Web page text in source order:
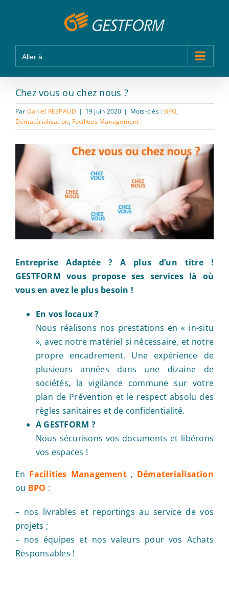
Aller à...
Chez vous ou chez nous ?
Par Daniel RESPAUD | 19 juin 2020 | Mots-clés : BPO,
Dématérialisation, Facilities Management
Entreprise Adaptée ? A plus d’un titre !
GESTFORM vous propose ses services là où
vous en avez le plus besoin !
En vos locaux ?
Nous réalisons nos prestations en « in-situ
», avec notre matériel si nécessaire, et notre
propre encadrement. Une expérience de
plusieurs années dans une dizaine de
sociétés, la vigilance commune sur votre
plan de Prévention et le respect absolu des
règles sanitaires et de confidentialité.
A GESTFORM ?
Nous sécurisons vos documents et libérons
vos espaces !
En Facilities Management, Dématerialisation
ou BPO :
– nos livrables et reportings au service de vos
projets ;
– nos équipes et nos valeurs pour vos Achats
Responsables !